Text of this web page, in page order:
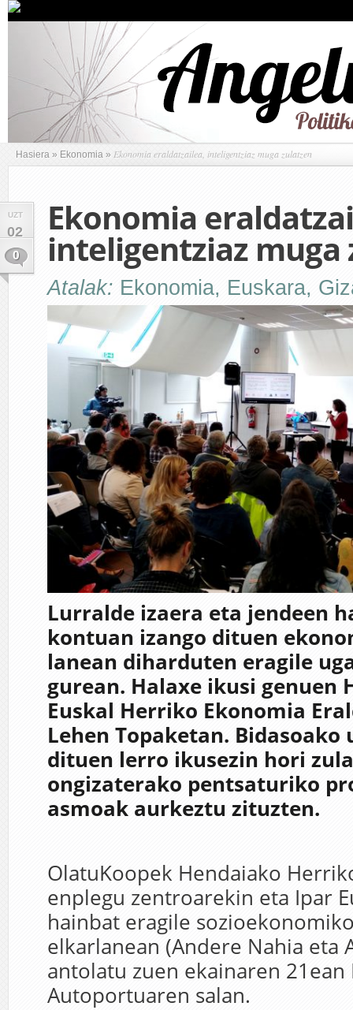
Hasiera » Ekonomia » Ekonomia eraldatzailea, inteligentziaz muga zulatzen
UZT
02
0
Ekonomia
inteligentziaz muga
Atalak: Ekonomia, Euskara,
Lurralde izaera eta jendeen
kontuan izango dituen
lanean diharduten eragile
gurean. Halaxe ikusi genuen
Euskal Herriko Ekonomia
Lehen Topaketan. Bidasoako
dituen lerro ikusezin hori
ongizaterako pentsaturiko
asmoak aurkeztu zituzten.
OlatuKoopek Hendaiako
enplegu zentroarekin eta Ipar
hainbat eragile
elkarlanean (Andere Nahia eta
antolatu zuen ekainaren 21ean
Autoportuaren salan.